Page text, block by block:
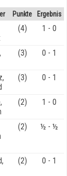
Punkte Ergebnis
(4) 1 - 0
(3) 0 - 1
(3) 0 - 1
(2) 1 - 0
(2) ½ - ½
(2) 0 - 1